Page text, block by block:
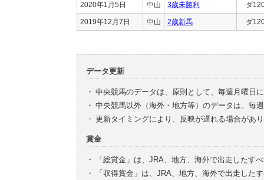
2020年1月5日 中山 3歳未勝利 ダ
2019年12月7日 中山 2歳新馬 ダ
データ更新
・ 中央競馬のデータは、原則として、毎週月曜日
・ 中央競馬以外（海外・地方等）のデータは、毎
・ 更新タイミングにより、反映が遅れる場合があ
賞金
・
「総賞金」は、JRA、地方、海外で出走したす
・
「収得賞金」は、JRA、地方、海外で出走した